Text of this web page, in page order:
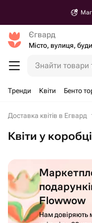
Єгвард
Місто, вулиця,
Знайти товари
Тренди Квіти Бенто
Доставка квітів в Егвард
Квіти у
Flowwow
Нам довіряють